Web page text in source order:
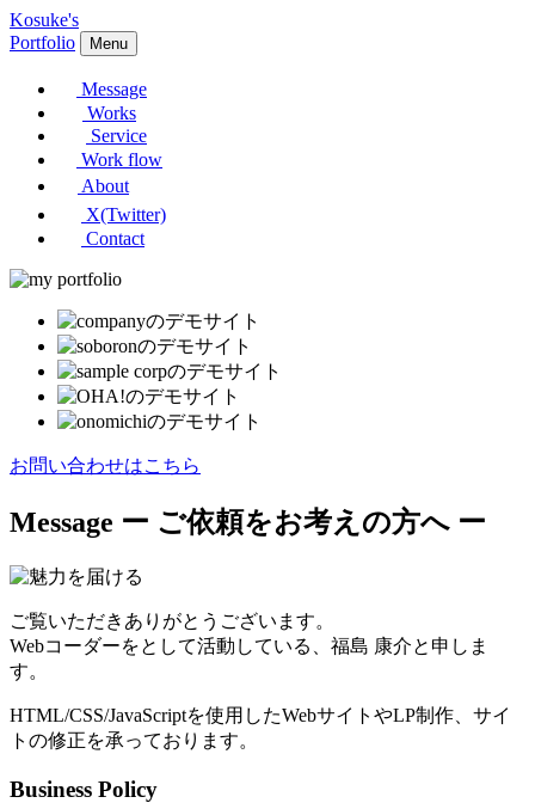
Kosuke's
Portfolio
Menu
Message
Works
Service
Work flow
About
X(Twitter)
Contact
お問い合わせはこちら
Message ー ご依頼をお考えの方へ ー
ご覧いただきありがとうございます。
Webコーダーをとして活動している、福島 康介と申しま
す。
HTML/CSS/JavaScriptを使用したWebサイトやLP制作、サイ
トの修正を承っております。
Business Policy